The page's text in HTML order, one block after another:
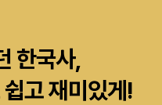
한국사,
고 재미있게!